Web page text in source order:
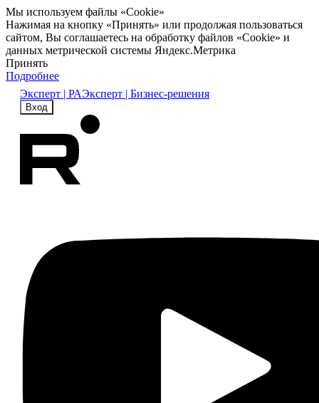
Мы используем файлы «Cookie»
Нажимая на кнопку «Принять» или продолжая пользоваться
сайтом, Вы соглашаетесь на обработку файлов «Cookie» и
данных метрической системы Яндекс.Метрика
Принять
Подробнее
Эксперт | РАЭксперт | Бизнес-решения
Вход